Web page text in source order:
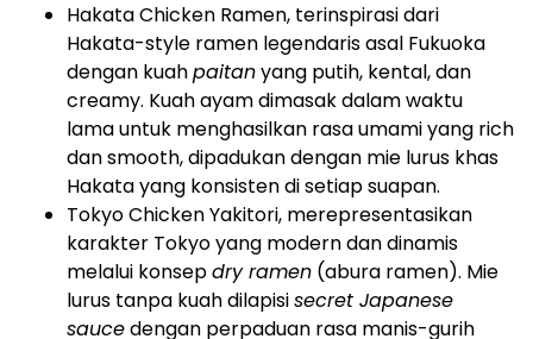
Hakata Chicken Ramen, terinspirasi dari
Hakata-style ramen legendaris asal Fukuoka
dengan kuahpaitanyang putih, kental, dan
creamy. Kuah ayam dimasak dalam waktu
lama untuk menghasilkan rasa umami yang rich
dan smooth, dipadukan dengan mie lurus khas
Hakata yang konsisten di setiap suapan.
Tokyo Chicken Yakitori, merepresentasikan
karakter Tokyo yang modern dan dinamis
melalui konsepdry ramen (abura ramen). Mie
lurus tanpa kuah dilapisisecret Japanese
saucedengan perpaduan rasa manis-gurih